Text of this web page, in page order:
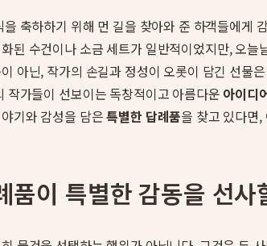
축하하기 위해 먼 길을 찾아와 준 하객들에
된 수건이나 소금 세트가 일반적이었지만, 오
아닌, 작가의 손길과 정성이 오롯이 담긴 선
작가들이 선보이는 독창적이고 아름다운 아이디
기와 감성을 담은특별한 답례품을 찾고 있다면
품이 특별한 감동을 선사